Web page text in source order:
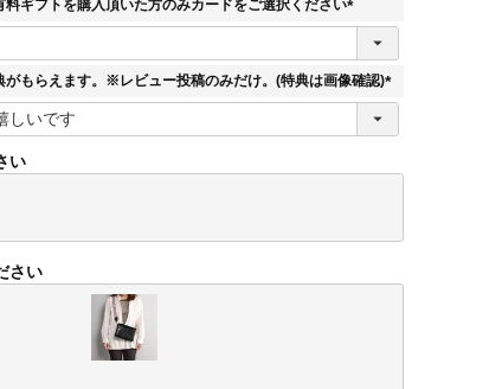
料ギフトを購入頂いた方のみカードをご選択ください
(
須
がもらえます。※レビュー投稿のみだけ。(特典は画像確認)
(
)
い
さい